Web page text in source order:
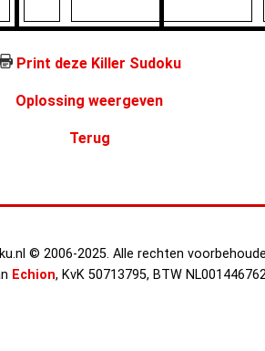
Print deze Killer Sudoku
Oplossing weergeven
Terug
© 2006-2025. Alle rechten
Echion, KvK 50713795, BTW